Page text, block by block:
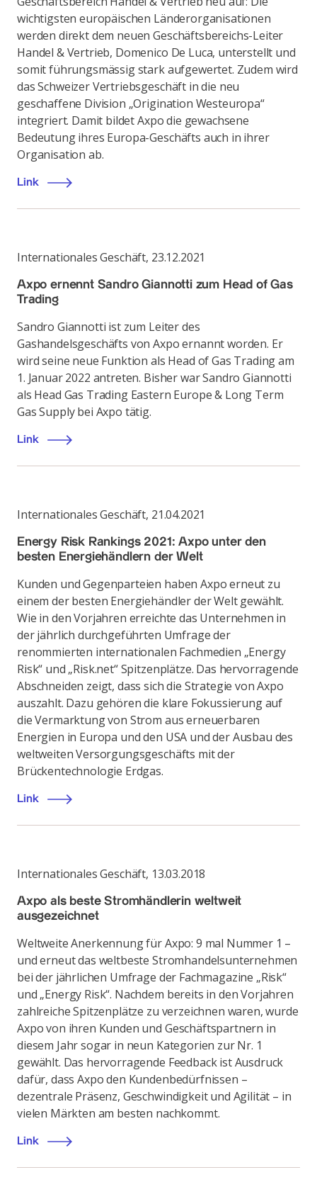
wichtigsten europäischen Länderorganisationen
werden direkt dem neuen Geschäftsbereichs-Leiter
Handel & Vertrieb, Domenico De Luca, unterstellt und
somit führungsmässig stark aufgewertet. Zudem wird
das Schweizer Vertriebsgeschäft in die neu
geschaffene Division „Origination Westeuropa“
integriert. Damit bildet Axpo die gewachsene
Bedeutung ihres Europa-Geschäfts auch in ihrer
Organisation ab.
Link
Internationales Geschäft, 23.12.2021
Axpo ernennt Sandro Giannotti zum Head of Gas
Trading
Sandro Giannotti ist zum Leiter des
Gashandelsgeschäfts von Axpo ernannt worden. Er
wird seine neue Funktion als Head of Gas Trading am
1. Januar 2022 antreten. Bisher war Sandro Giannotti
als Head Gas Trading Eastern Europe & Long Term
Gas Supply bei Axpo tätig.
Link
Internationales Geschäft, 21.04.2021
Energy Risk Rankings 2021: Axpo unter den
besten Energiehändlern der Welt
Kunden und Gegenparteien haben Axpo erneut zu
einem der besten Energiehändler der Welt gewählt.
Wie in den Vorjahren erreichte das Unternehmen in
der jährlich durchgeführten Umfrage der
renommierten internationalen Fachmedien „Energy
Risk“ und „Risk.net“ Spitzenplätze. Das hervorragende
Abschneiden zeigt, dass sich die Strategie von Axpo
auszahlt. Dazu gehören die klare Fokussierung auf
die Vermarktung von Strom aus erneuerbaren
Energien in Europa und den USA und der Ausbau des
weltweiten Versorgungsgeschäfts mit der
Brückentechnologie Erdgas.
Link
Internationales Geschäft, 13.03.2018
Axpo als beste Stromhändlerin weltweit
ausgezeichnet
Weltweite Anerkennung für Axpo: 9 mal Nummer 1 –
und erneut das weltbeste Stromhandelsunternehmen
bei der jährlichen Umfrage der Fachmagazine „Risk“
und „Energy Risk“. Nachdem bereits in den Vorjahren
zahlreiche Spitzenplätze zu verzeichnen waren, wurde
Axpo von ihren Kunden und Geschäftspartnern in
diesem Jahr sogar in neun Kategorien zur Nr. 1
gewählt. Das hervorragende Feedback ist Ausdruck
dafür, dass Axpo den Kundenbedürfnissen –
dezentrale Präsenz, Geschwindigkeit und Agilität – in
vielen Märkten am besten nachkommt.
Link